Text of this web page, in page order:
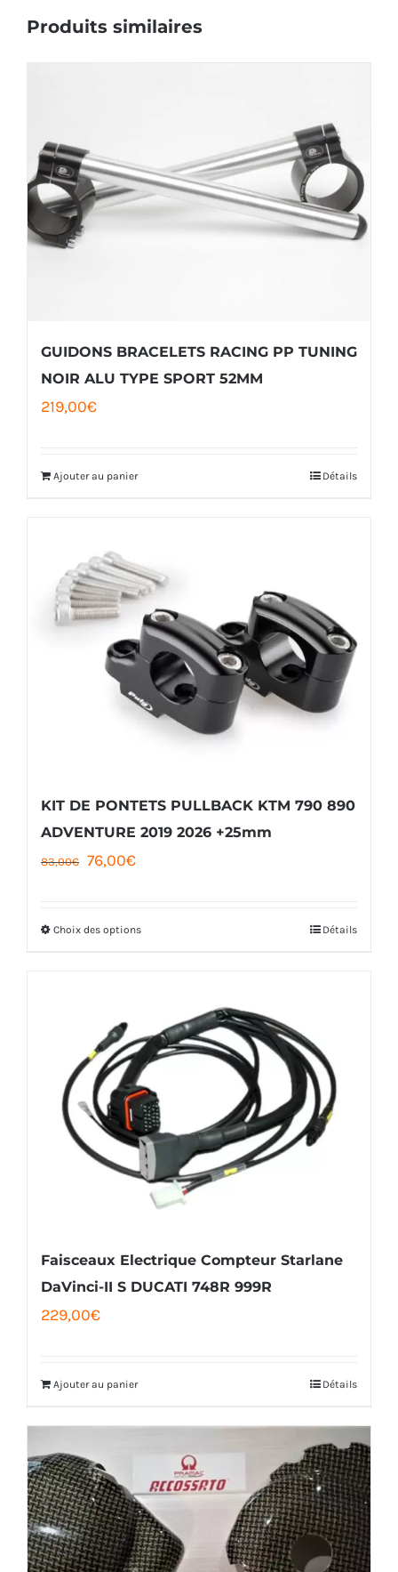
Produits similaires
GUIDONS BRACELETS RACING PP TUNING
NOIR ALU TYPE SPORT 52MM
219,00€
KIT DE PONTETS PULLBACK KTM 790 890
ADVENTURE 2019 2026 +25mm
83,00 €
Le
était :
76,00€
Choix des options Ce
plusieurs
variations.
Les
options
peuvent
être
choisies
la
page
Détails
Faisceaux Electrique Compteur Starlane
DaVinci-II S DUCATI 748R 999R
229,00€